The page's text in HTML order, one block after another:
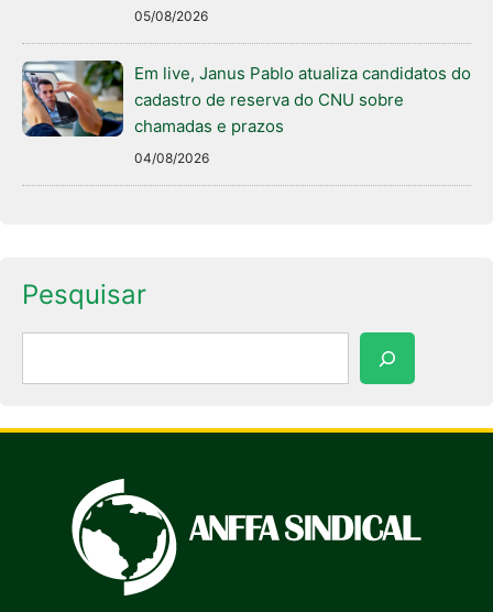
05/08/2026
Em live, Janus Pablo atualiza candidatos do
cadastro de reserva do CNU sobre
chamadas e prazos
04/08/2026
Pesquisar